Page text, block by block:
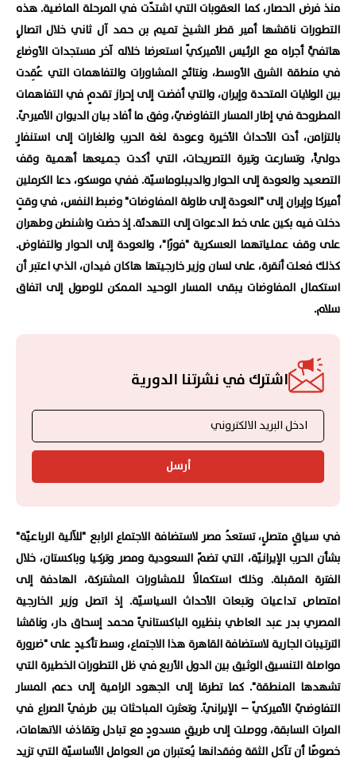
منذ فرض الحصار، كما العقوبات التي اشتدّت في المرحلة الماضية. هذه
التطورات ناقشها أمير قطر الشيخ تميم بن حمد آل ثاني خلال اتصالٍ
هاتفيٍّ أجراه مع الرئيس الأميركيّ استعرضا خلاله آخر مستجدات الأوضاع
في منطقة الشرق الأوسط، ونتائج المشاورات والتفاهمات التي عُقِدت
بين الولايات المتحدة وإيران، والتي أفضت إلى إحراز تقدمٍ في التفاهمات
المطروحة في إطار المسار التفاوضيّ، وفق ما أفاد بيان الديوان الأميريّ.
بالتزامن، أدت الأحداث الأخيرة وعودة لغة الحرب والغارات إلى استنفارٍ
دوليٍّ، وتسارعت وتيرة التصريحات، التي أكدت جميعها أهمية وقف
التصعيد والعودة إلى الحوار والديبلوماسيّة. ففي موسكو، دعا الكرملين
أميركا وإيران إلى "العودة إلى طاولة المفاوضات" وضبط النفس، في وقتٍ
دخلت فيه بكين على خط الدعوات إلى التهدئة. إذ حضت واشنطن وطهران
على وقف عملياتهما العسكرية "فورًا"، والعودة إلى الحوار والتفاوض.
كذلك فعلت أنقرة، على لسان وزير خارجيتها هاكان فيدان، الذي اعتبر أن
استكمال المفاوضات يبقى المسار الوحيد الممكن للوصول إلى اتفاق
سلام.
اشترك في نشرتنا الدورية
أرسل
في سياقٍ متصلٍ، تستعدُ مصر لاستضافة الاجتماع الرابع "للآلية الرباعيّة"
بشأن الحرب الإيرانيّة، التي تضمّ السعودية ومصر وتركيا وباكستان، خلال
الفترة المقبلة. وذلك استكمالًا للمشاورات المشتركة، الهادفة إلى
امتصاص تداعيات وتبعات الأحداث السياسيّة. إذ اتصل وزير الخارجية
المصري بدر عبد العاطي بنظيره الباكستانيّ محمد إسحاق دار، وناقشا
الترتيبات الجارية لاستضافة القاهرة هذا الاجتماع، وسط تأكيدٍ على "ضرورة
مواصلة التنسيق الوثيق بين الدول الأربع في ظل التطورات الخطيرة التي
تشهدها المنطقة". كما تطرقا إلى الجهود الرامية إلى دعم المسار
التفاوضيّ الأميركيّ – الإيرانيّ. وتعثرت المباحثات بين طرفيّ الصراع في
المرات السابقة، ووصلت إلى طريقٍ مسدودٍ مع تبادل وتقاذف الاتهامات،
خصوصًا أن تآكل الثقة وفقدانها يُعتبران من العوامل الأساسيّة التي تزيد